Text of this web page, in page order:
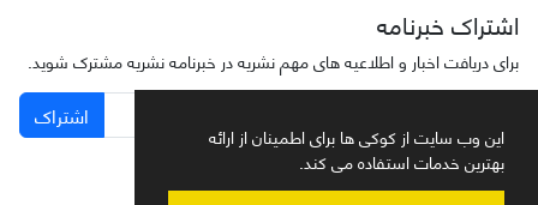
این وب سایت از کوکی ها برای اطمینان از ارائه
بهترین خدمات استفاده می کند.
اشتراک خبرنامه
برای دریافت اخبار و اطلاعیه های مهم نشریه در خبرنامه نشریه مشترک شوید.
اشتراک